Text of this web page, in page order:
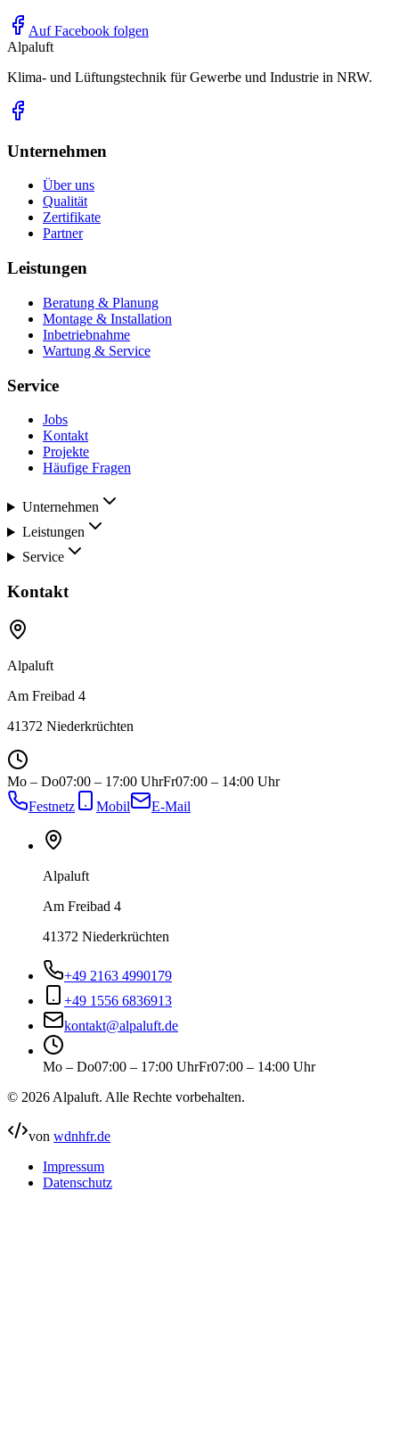
Auf Facebook folgen
Alpaluft
Klima- und Lüftungstechnik für Gewerbe und Industrie in NRW.
Unternehmen
Über uns
Qualität
Zertifikate
Partner
Leistungen
Beratung & Planung
Montage & Installation
Inbetriebnahme
Wartung & Service
Service
Jobs
Kontakt
Projekte
Häufige Fragen
Unternehmen
Leistungen
Service
Kontakt
Alpaluft
Am Freibad 4
41372 Niederkrüchten
Mo – Do07:00 – 17:00 UhrFr07:00 – 14:00 Uhr
Festnetz
Mobil E-Mail
Alpaluft
Am Freibad 4
41372 Niederkrüchten
+49 2163 4990179
+49 1556 6836913
kontakt@alpaluft.de
Mo – Do07:00 – 17:00 UhrFr07:00 – 14:00 Uhr
© 2026 Alpaluft. Alle Rechte vorbehalten.
von wdnhfr.de
Impressum
Datenschutz